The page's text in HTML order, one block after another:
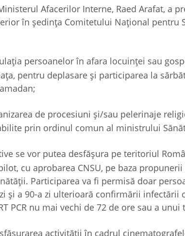
Afacerilor Interne, Raed Arafat, a
în ședința Comitetului Național pentru
persoanelor în afara locuinței sau
pentru deplasare și participarea la
de procesiuni și/sau pelerinaje
prin ordinul comun al ministrului
se vor putea desfășura pe teritoriul
cu aprobarea CNSU, pe baza
Participarea va fi permisă doar
și a 90-a zi ulterioară confirmării infectării
PCR nu mai vechi de 72 de ore sau a
activității în cadrul